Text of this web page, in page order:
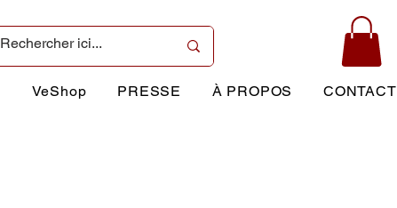
VeShop PRESSE À PROPOS CONTACT